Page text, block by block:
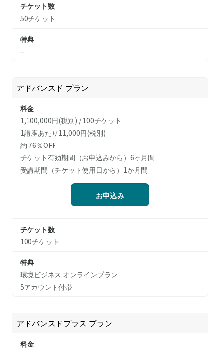
チケット数
50チケット
特典
–
アドバンスド プラン
料金
1,100,000円(税別) / 100チケット
1講座あたり11,000円(税別)
約 76％OFF
チケット有効期間（お申込みから）6ヶ月間
受講期間（チケット使用日から）1か月間
お申込み
チケット数
100チケット
特典
環境ビジネス オンラインプラン
5アカウント付帯
アドバンスドプラス プラン
料金